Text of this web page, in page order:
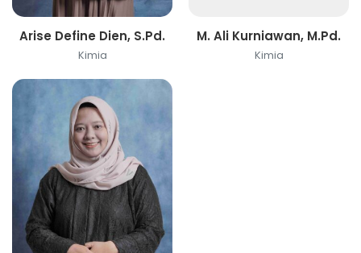
Arise Define Dien, S.Pd.
Kimia
M. Ali Kurniawan, M.Pd.
Kimia